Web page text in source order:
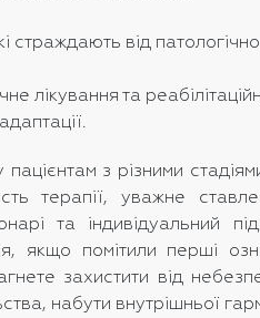
страждають від
лікування та
з різними
терапії, уважне
та індивідуальний
якщо помітили перші
захистити від
набути внутрішньої